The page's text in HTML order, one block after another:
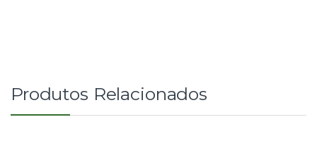
Produtos Relacionados